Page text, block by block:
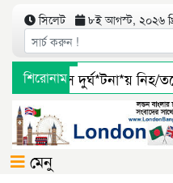
সিলেট ৮ই আগস্ট, ২০২৬
শিরোনাম
বাস দুর্ঘ*টনা*য় নিহ/
সারী ৩ বালু মহালে
মেনু